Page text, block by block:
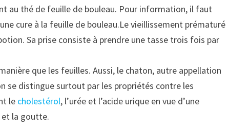
au thé de feuille de bouleau. Pour information, il faut
cure à la feuille de bouleau.Le vieillissement prématuré
Sa prise consiste à prendre une tasse trois fois par
que les feuilles. Aussi, le chaton, autre appellation
se distingue surtout par les propriétés contre les
le cholestérol, l’urée et l’acide urique en vue d’une
la goutte.